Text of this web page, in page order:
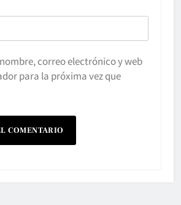
correo electrónico y web
para la próxima vez que